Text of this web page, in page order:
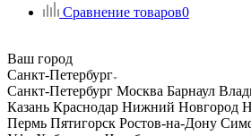
Сравнение товаров0
Ваш город
Санкт-Петербург
Санкт-Петербург Москва Барнаул
Казань Краснодар Нижний Новгород
Пермь Пятигорск Ростов-на-Дону